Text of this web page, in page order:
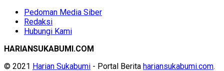
Pedoman Media Siber
Redaksi
Hubungi Kami
HARIANSUKABUMI.COM
© 2021 Harian Sukabumi - Portal Berita hariansukabumi.com.